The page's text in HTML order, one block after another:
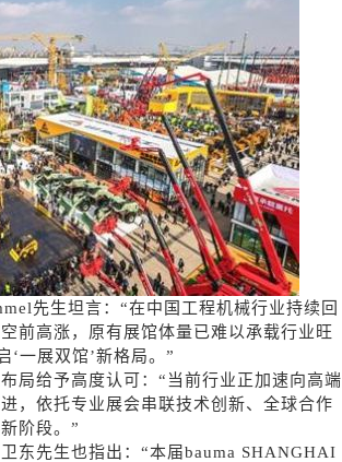
先生坦言：“在中国工程机械行业持续回
前高涨，原有展馆体量已难以承载行业旺
一展双馆’新格局。”
局给予高度认可：“当前行业正加速向高端
，依托专业展会串联技术创新、全球合作
阶段。”
东先生也指出：“本届bauma SHANGHAI